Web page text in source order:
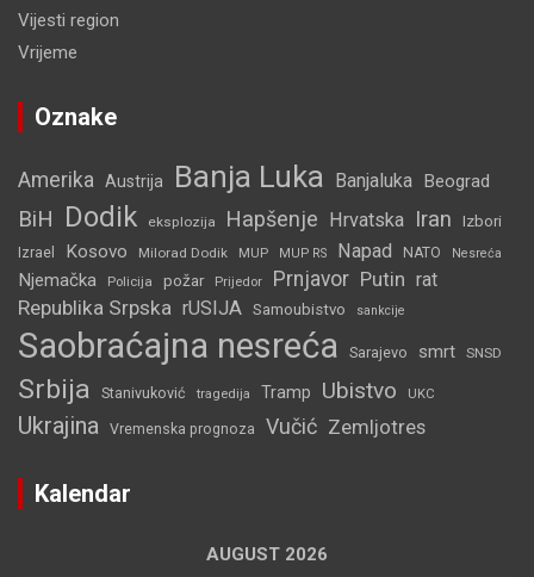
Vijesti region
Vrijeme
Oznake
Amerika Austrija Banja Luka Banjaluka Beograd
BiH Dodik eksplozija Hapšenje Hrvatska Iran Izbori
Izrael Kosovo Milorad Dodik MUP MUP RS Napad NATO Nesreća
Njemačka Policija požar Prijedor Prnjavor Putin rat
Republika Srpska rUSIJA Samoubistvo sankcije
Saobraćajna nesreća Sarajevo smrt SNSD
Srbija Stanivuković tragedija Tramp Ubistvo UKC
Ukrajina Vremenska prognoza Vučić Zemljotres
Kalendar
AUGUST 2026